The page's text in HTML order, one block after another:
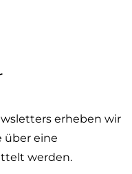
erheben wir
über eine
werden.